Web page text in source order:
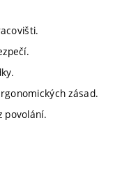
zásad.
povolání.